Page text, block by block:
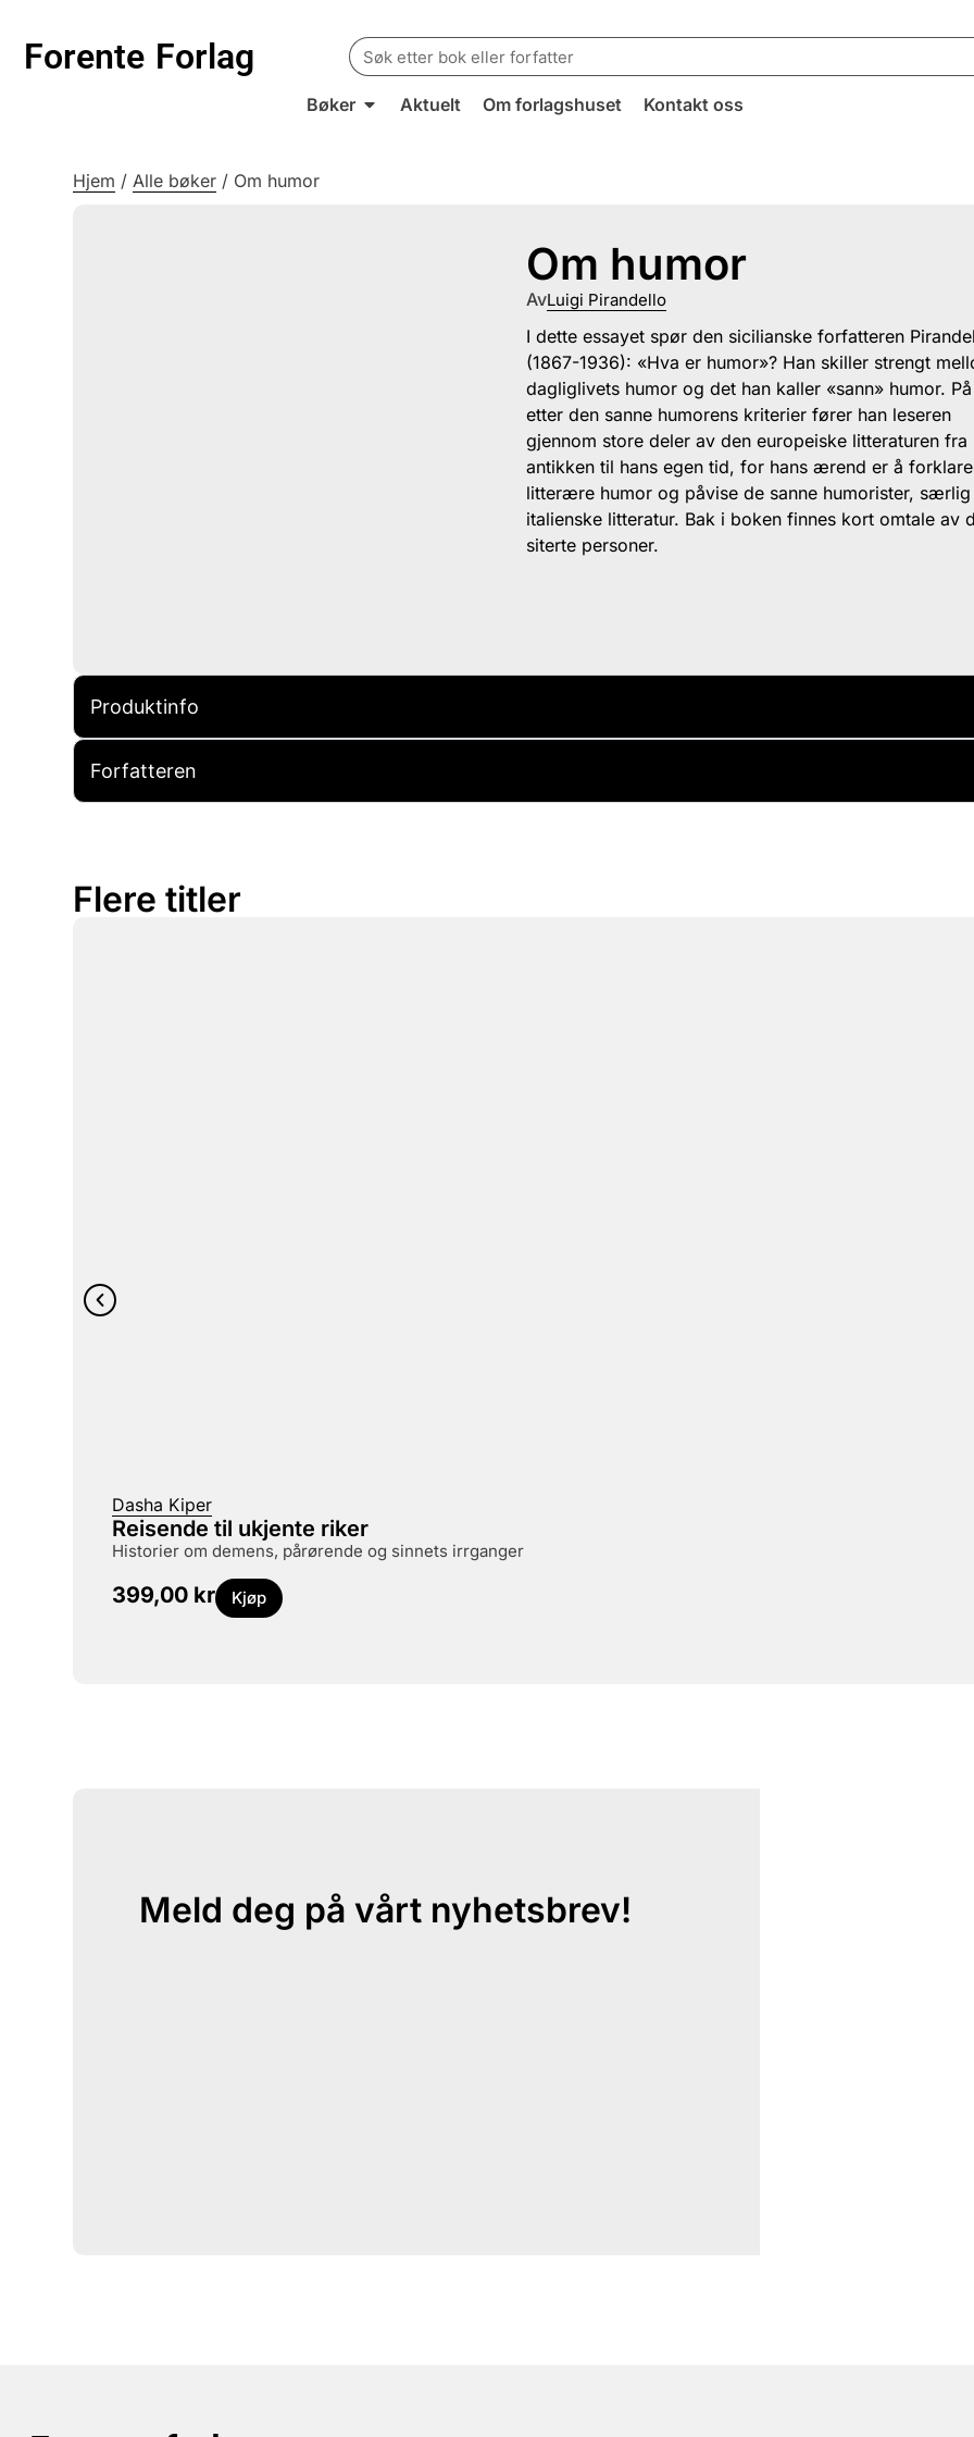
Forente Forlag
Search
for:
Bøker Aktuelt Om forlagshuset Kontakt oss
Hjem /Alle bøker / Om humor
Om humor
AvLuigi Pirandello
I dette essayet spør den sicilianske forfatteren
(1867-1936): «Hva er humor»? Han skiller strengt
dagliglivets humor og det han kaller «sann» humor.
etter den sanne humorens kriterier fører han leseren
gjennom store deler av den europeiske litteraturen fra
antikken til hans egen tid, for hans ærend er å
litterære humor og påvise de sanne humorister,
italienske litteratur. Bak i boken finnes kort omtale av
siterte personer.
Produktinfo
Forfatteren
Flere titler
Dasha Kiper
Reisende til ukjente riker
historier om demens, pårørende og sinnets irrganger
399,00 kr Kjøp
Meld deg på vårt nyhetsbrev!